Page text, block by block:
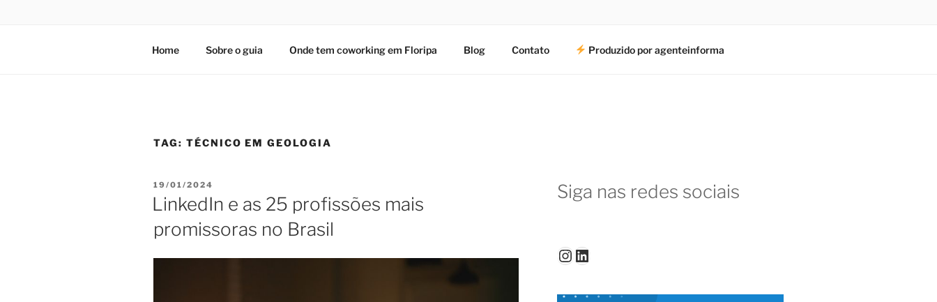
Home Sobre o guia Onde tem coworking em Floripa Blog Contato Produzido por agenteinforma
TAG: TÉCNICO EM GEOLOGIA
PUBLICADO
EM
19/01/2024
LinkedIn e as 25 profissões mais
promissoras no Brasil
Siga nas redes sociais
Instagram
LinkedIn